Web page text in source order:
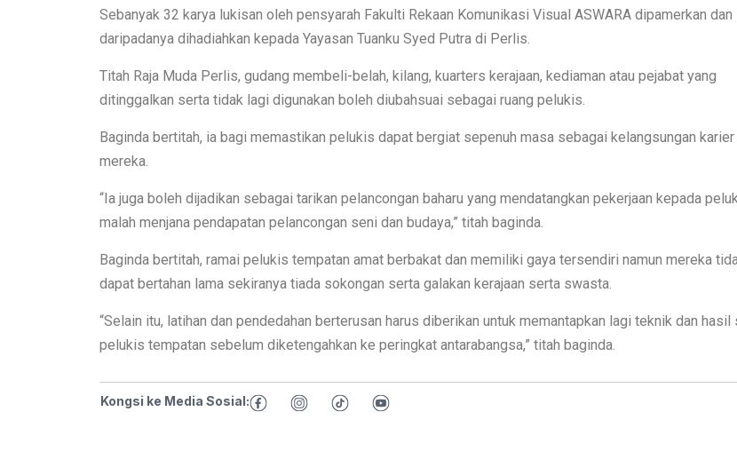
Sebanyak 32 karya lukisan oleh pensyarah Fakulti Rekaan Komunikasi Visual ASWARA dipamerkan dan
daripadanya dihadiahkan kepada Yayasan Tuanku Syed Putra di Perlis.
Titah Raja Muda Perlis, gudang membeli-belah, kilang, kuarters kerajaan, kediaman atau pejabat yang
ditinggalkan serta tidak lagi digunakan boleh diubahsuai sebagai ruang pelukis.
Baginda bertitah, ia bagi memastikan pelukis dapat bergiat sepenuh masa sebagai kelangsungan
mereka.
“Ia juga boleh dijadikan sebagai tarikan pelancongan baharu yang mendatangkan pekerjaan kepada
malah menjana pendapatan pelancongan seni dan budaya,” titah baginda.
Baginda bertitah, ramai pelukis tempatan amat berbakat dan memiliki gaya tersendiri namun mereka
dapat bertahan lama sekiranya tiada sokongan serta galakan kerajaan serta swasta.
“Selain itu, latihan dan pendedahan berterusan harus diberikan untuk memantapkan lagi teknik dan hasil
pelukis tempatan sebelum diketengahkan ke peringkat antarabangsa,” titah baginda.
Kongsi ke Media Sosial: